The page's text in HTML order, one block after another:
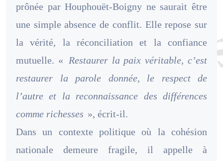
prônée par Houphouët-Boigny ne saurait être
une simple absence de conflit. Elle repose sur
la vérité, la réconciliation et la confiance
mutuelle. « Restaurer la paix véritable, c’est
restaurer la parole donnée, le respect de
l’autre et la reconnaissance des différences
comme richesses », écrit-il.
Dans un contexte politique où la cohésion
nationale demeure fragile, il appelle à